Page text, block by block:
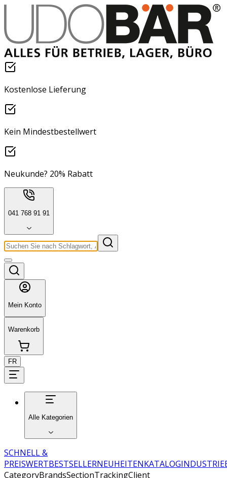
Kostenlose Lieferung
Kein Mindestbestellwert
Neukunde? 20% Rabatt
041 768 91 91
Mein Konto
Warenkorb
FR
Alle Kategorien
SCHNELL &
PREISWERTBESTSELLERNEUHEITENKATALOG
CategoryBrandsSectionTrackingClient